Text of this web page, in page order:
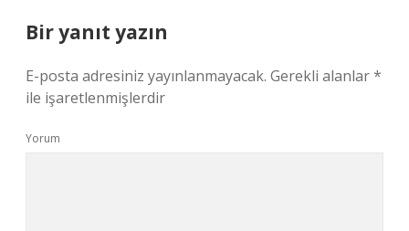
Bir yanıt yazın
E-posta adresiniz yayınlanmayacak. Gerekli alanlar*
ile işaretlenmişlerdir
Yorum